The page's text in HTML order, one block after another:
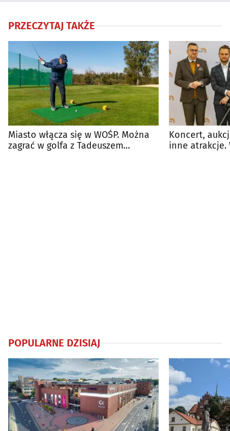
PRZECZYTAJ TAKŻE
Miasto włącza się w WOŚP. Można
zagrać w golfa z Tadeuszem
Koncert,
inne atrakcje.
POPULARNE DZISIAJ